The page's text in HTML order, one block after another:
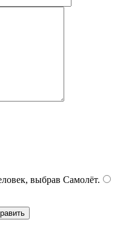
выбрав Самолёт.